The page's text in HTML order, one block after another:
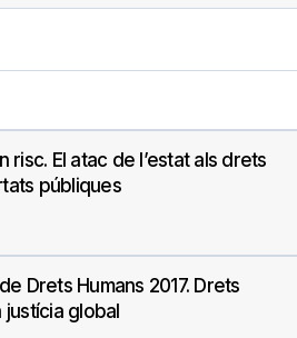
risc. El atac de l’estat als drets
públiques
Drets Humans 2017. Drets
justícia global